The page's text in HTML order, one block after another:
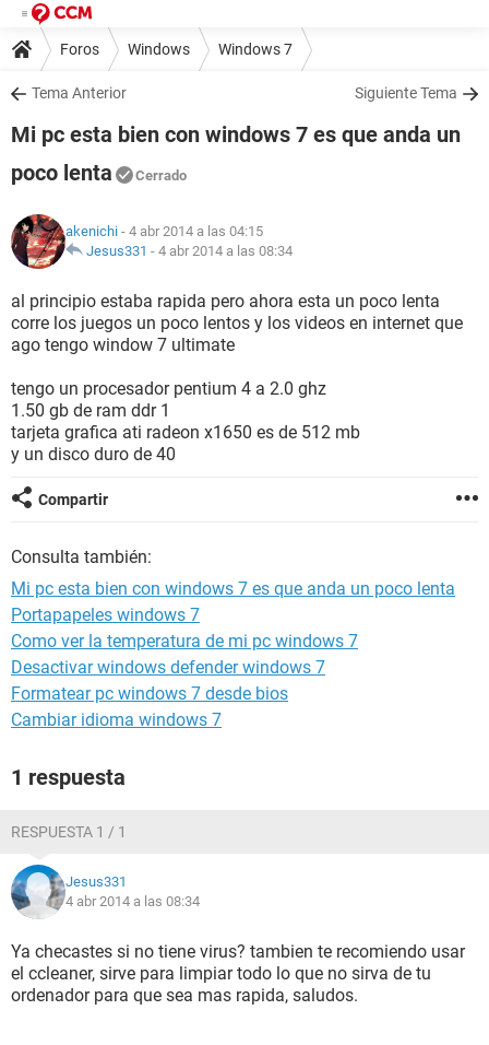
Foros Windows Windows 7
Tema Anterior Siguiente Tema
Mi pc esta bien con windows 7 es que anda un
poco lenta
Cerrado
akenichi - 4 abr 2014 a las 04:15
Jesus331 - 4 abr 2014 a las 08:34
al principio estaba rapida pero ahora esta un poco lenta
corre los juegos un poco lentos y los videos en internet que
ago tengo window 7 ultimate
tengo un procesador pentium 4 a 2.0 ghz
1.50 gb de ram ddr 1
tarjeta grafica ati radeon x1650 es de 512 mb
y un disco duro de 40
Compartir
Consulta también:
Mi pc esta bien con windows 7 es que anda un poco lenta
Portapapeles windows 7
Como ver la temperatura de mi pc windows 7
Desactivar windows defender windows 7
Formatear pc windows 7 desde bios
Cambiar idioma windows 7
1 respuesta
RESPUESTA 1 / 1
Jesus331
4 abr 2014 a las 08:34
Ya checastes si no tiene virus? tambien te recomiendo usar
el ccleaner, sirve para limpiar todo lo que no sirva de tu
ordenador para que sea mas rapida, saludos.